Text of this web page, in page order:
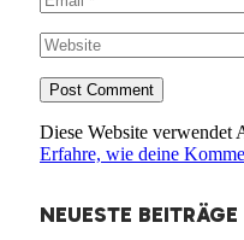
Diese Website verwendet
Erfahre, wie deine
NEUESTE BEITRÄGE